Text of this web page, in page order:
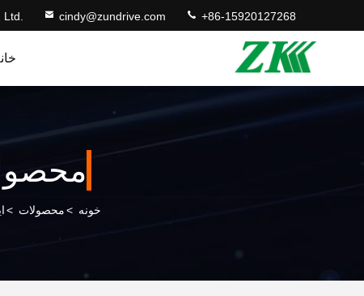
cindy@zundrive.com +86-15920127268
خونه >محصولات >